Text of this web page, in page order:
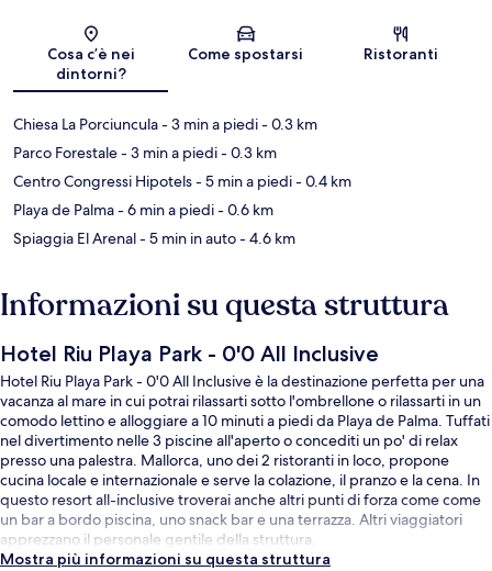
Cosa c’è nei
dintorni?
Come spostarsi Ristoranti
Chiesa La Porciuncula- 3 min a piedi- 0.3 km
Parco Forestale- 3 min a piedi- 0.3 km
Centro Congressi Hipotels- 5 min a piedi- 0.4 km
Playa de Palma- 6 min a piedi- 0.6 km
Spiaggia El Arenal- 5 min in auto- 4.6 km
Informazioni su questa struttura
Hotel Riu Playa Park - 0'0 All Inclusive
Hotel Riu Playa Park - 0'0 All Inclusive è la destinazione perfetta per una
vacanza al mare in cui potrai rilassarti sotto l'ombrellone o rilassarti in un
comodo lettino e alloggiare a 10 minuti a piedi da Playa de Palma. Tuffati
nel divertimento nelle 3 piscine all'aperto o concediti un po' di relax
presso una palestra. Mallorca, uno dei 2 ristoranti in loco, propone
cucina locale e internazionale e serve la colazione, il pranzo e la cena. In
questo resort all-inclusive troverai anche altri punti di forza come come
un bar a bordo piscina, uno snack bar e una terrazza. Altri viaggiatori
apprezzano il personale gentile della struttura.
Mostra più informazioni su questa struttura